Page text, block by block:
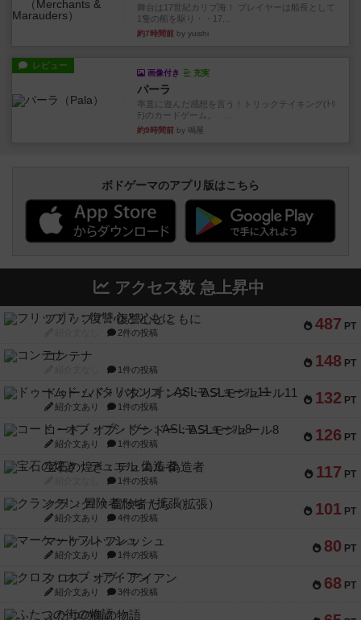
舞台は17世紀カリブ海！ プレイヤーは船長として
1隻の船を駆り・・17...
約7時間前 by yuishi
レビュー
画像付き 充実
パーラ
率直に遊んだ感想を言う！トリックテイキング(ﾄﾘ
ﾃ)のカードゲーム。 ...
約9時間前 by 鳴屋
ボドゲーマのアプリ版はこちら
アクセス数 急上昇中
487 PT
フリップ７：復讐心とともに
2件の投稿
148 PT
コンテナ
1件の投稿
132 PT
ドゥームド・バタリオンズ：ASLモジュール11
紹介文あり 1件の投稿
126 PT
コード・オブ・ブシドー：ASLモジュール8
紹介文あり 1件の投稿
117 PT
宝石の煌き：デュエル 偽造者
1件の投稿
101 PT
クランク! ：冒険者たち（拡張）
紹介文あり 4件の投稿
80 PT
マーケットフレッシュ
紹介文あり 1件の投稿
68 PT
クロス・オブ・アイアン
紹介文あり 3件の投稿
ふたつの街の物語